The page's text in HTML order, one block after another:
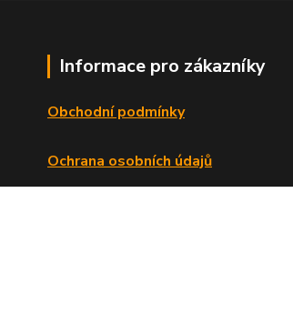
Informace pro zákazníky
Obchodní podmínky
Ochrana osobních údajů